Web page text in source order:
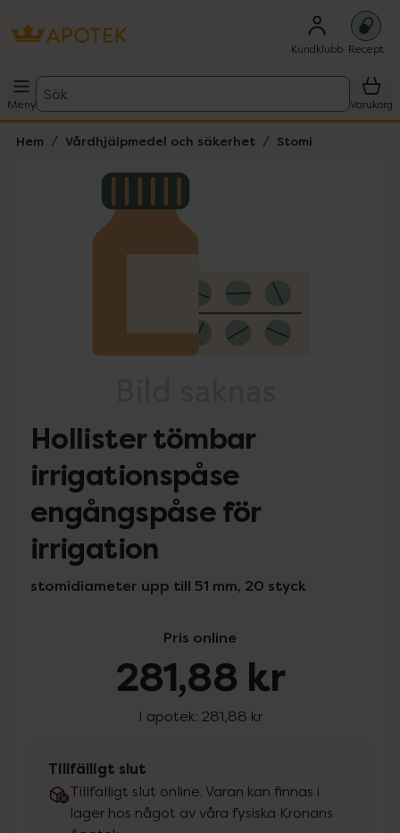
Kundklubb Recept
Meny
Sök
Varukorg
Hem Vårdhjälpmedel och säkerhet Stomi
Lista: . Innehåller 1 objekt.
Hollister tömbar
irrigationspåse
engångspåse för
irrigation
stomidiameter upp till 51 mm, 20 styck
Pris online
281,88 kr
I apotek: 281,88 kr
Tillfälligt slut
Tillfälligt slut online. Varan kan finnas i
lager hos något av våra fysiska Kronans